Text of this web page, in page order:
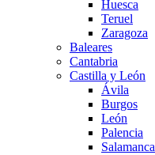
Huesca
Teruel
Zaragoza
Baleares
Cantabria
Castilla y León
Ávila
Burgos
León
Palencia
Salamanca